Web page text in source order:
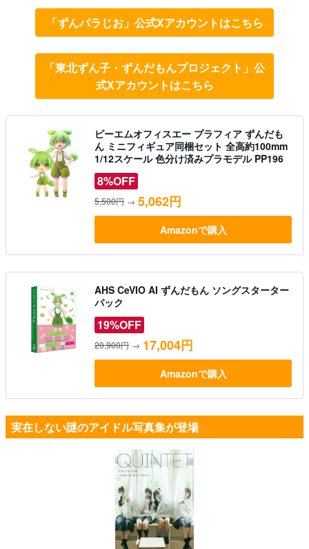
「ずんパラじお」公式Xアカウントはこちら
「東北ずん子・ずんだもんプロジェクト」公
式Xアカウントはこちら
ピーエムオフィスエー プラフィア ずんだも
ん ミニフィギュア同梱セット 全高約100mm
1/12スケール 色分け済みプラモデル PP196
8%OFF
5,500円 → 5,062円
Amazonで購入
AHS CeVIO AI ずんだもん ソングスターター
パック
19%OFF
20,900円 → 17,004円
Amazonで購入
実在しない謎のアイドル写真集が登場